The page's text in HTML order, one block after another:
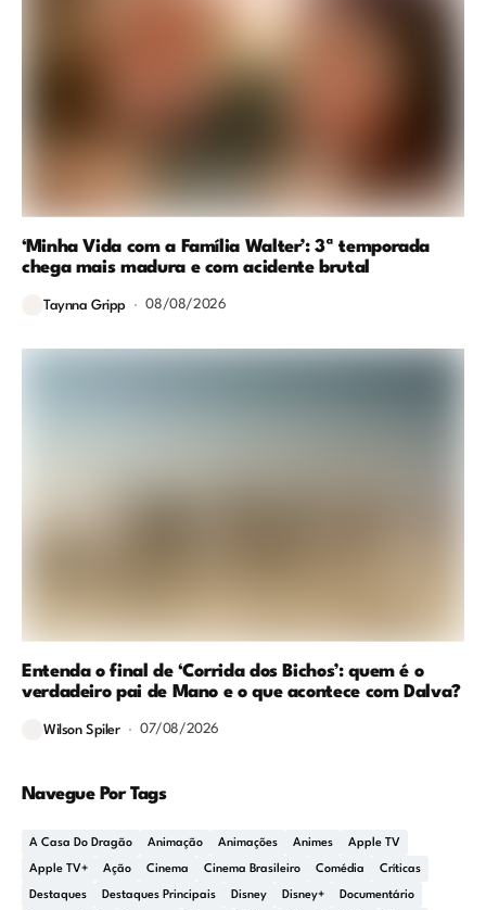
‘Minha Vida com a Família Walter’: 3ª temporada
chega mais madura e com acidente brutal
Taynna Gripp 08/08/2026
Entenda o final de ‘Corrida dos Bichos’: quem é o
verdadeiro pai de Mano e o que acontece com Dalva?
Wilson Spiler 07/08/2026
Navegue Por Tags
A Casa Do Dragão Animação Animações Animes Apple TV
Apple TV+ Ação Cinema Cinema Brasileiro Comédia Críticas
Destaques Destaques Principais Disney Disney+ Documentário